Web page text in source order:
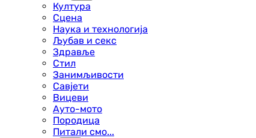
Култура
Сцена
Наука и технологија
Љубав и секс
Здравље
Стил
Занимљивости
Савјети
Вицеви
Ауто-мото
Породица
Питали смо...